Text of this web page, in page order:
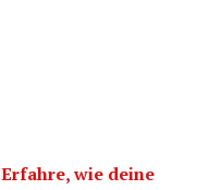
Erfahre, wie deine